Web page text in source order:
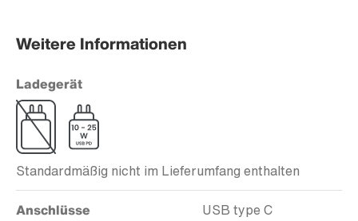
Weitere Informationen
Ladegerät
Standardmäßig nicht im Lieferumfang enthalten
Anschlüsse USB type C